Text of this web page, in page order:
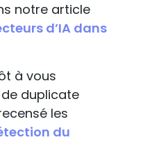
notre article
d’IA dans
à vous
duplicate
les
du